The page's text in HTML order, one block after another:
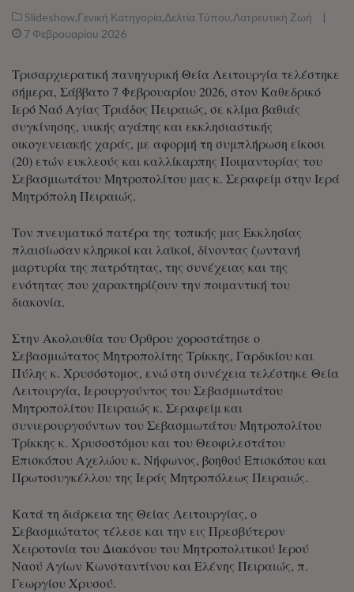
Slideshow,Γενική Κατηγορία,Δελτία Τύπου,Λατρευτική Ζωή
|
7 Φεβρουαρίου 2026
Τρισαρχιερατική πανηγυρική Θεία Λειτουργία τελέστηκε
σήμερα, Σάββατο 7 Φεβρουαρίου 2026, στον Καθεδρικό
Ιερό Ναό Αγίας Τριάδος Πειραιώς, σε κλίμα βαθιάς
συγκίνησης, υιικής αγάπης και εκκλησιαστικής
οικογενειακής χαράς, με αφορμή τη συμπλήρωση είκοσι
(20) ετών ευκλεούς και καλλίκαρπης Ποιμαντορίας του
Σεβασμιωτάτου Μητροπολίτου μας κ. Σεραφείμ στην Ιερά
Μητρόπολη Πειραιώς.
Τον πνευματικό πατέρα της τοπικής μας Εκκλησίας
πλαισίωσαν κληρικοί και λαϊκοί, δίνοντας ζωντανή
μαρτυρία της πατρότητας, της συνέχειας και της
ενότητας που χαρακτηρίζουν την ποιμαντική του
διακονία.
Στην Ακολουθία του Όρθρου χοροστάτησε ο
Σεβασμιώτατος Μητροπολίτης Τρίκκης, Γαρδικίου και
Πύλης κ. Χρυσόστομος, ενώ στη συνέχεια τελέστηκε Θεία
Λειτουργία, Ιερουργούντος του Σεβασμιωτάτου
Μητροπολίτου Πειραιώς κ. Σεραφείμ και
συνιερουργούντων του Σεβασμιωτάτου Μητροπολίτου
Τρίκκης κ. Χρυσοστόμου και του Θεοφιλεστάτου
Επισκόπου Αχελώου κ. Νήφωνος, βοηθού Επισκόπου και
Πρωτοσυγκέλλου της Ιεράς Μητροπόλεως Πειραιώς.
Κατά τη διάρκεια της Θείας Λειτουργίας, ο
Σεβασμιώτατος τέλεσε και την εις Πρεσβύτερον
Χειροτονία του Διακόνου του Μητροπολιτικού Ιερού
Ναού Αγίων Κωνσταντίνου και Ελένης Πειραιώς, π.
Γεωργίου Χρυσού.